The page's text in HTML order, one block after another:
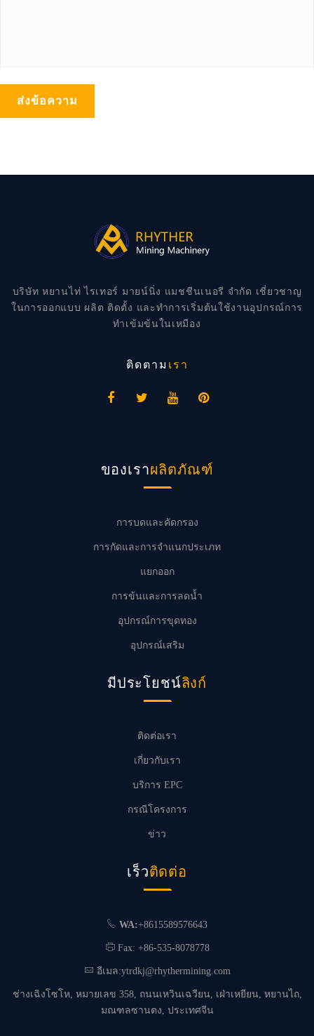
ส่งข้อความ
บริษัท หยานไท่ ไรเทอร์ มายน์นิ่ง แมชชีนเนอรี จำกัด เชี่ยวชาญ
ในการออกแบบ ผลิต ติดตั้ง และทำการเริ่มต้นใช้งานอุปกรณ์การ
ทำเข้มข้นในเหมือง
ติดตาม เรา
ของเราผลิตภัณฑ์
การบดและคัดกรอง
การกัดและการจำแนกประเภท
แยกออก
การข้นและการลดน้ำ
อุปกรณ์การขุดทอง
อุปกรณ์เสริม
มีประโยชน์ลิงก์
ติดต่อเรา
เกี่ยวกับเรา
บริการ EPC
กรณีโครงการ
ข่าว
เร็วติดต่อ
WA:+8615589576643
Fax: +86-535-8078778
อีเมล:ytrdkj@rhythermining.com
ช่างเฉิงโซโห, หมายเลข 358, ถนนเหวินเฉวียน, เฝ่าเหยียน, หยานไถ,
มณฑลซานตง, ประเทศจีน